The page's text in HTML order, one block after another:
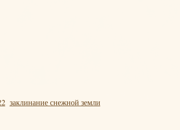
заклинание снежной земли